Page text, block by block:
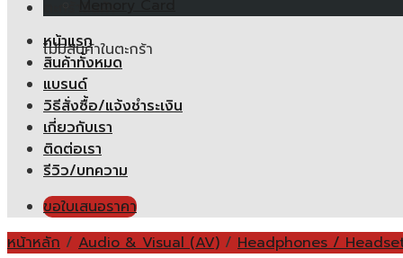
ไม่มีสินค้าในตะกร้า
หน้าแรก
สินค้าทั้งหมด
แบรนด์
วิธีสั่งซื้อ/แจ้งชำระเงิน
เกี่ยวกับเรา
ติดต่อเรา
รีวิว/บทความ
ขอใบเสนอราคา
หน้าหลัก / Audio & Visual (AV) / Headphones /